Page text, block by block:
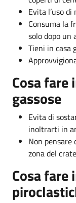
Evita l’uso di
Consuma la
solo dopo un
Tieni in casa
Cosa fare
gassose
Evita di
inoltrarti in
Non pensare
zona del
Cosa fare